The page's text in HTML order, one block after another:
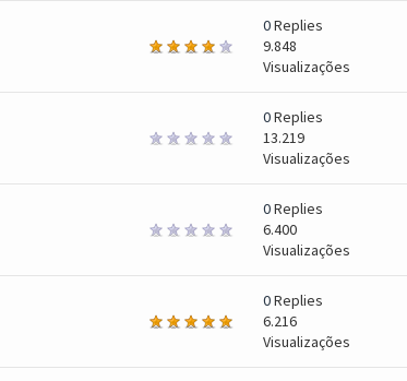
0Replies
9.848
Visualizações
0Replies
13.219
Visualizações
0Replies
6.400
Visualizações
0Replies
6.216
Visualizações